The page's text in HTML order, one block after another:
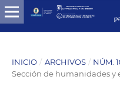
INICIO / ARCHIVOS / NÚM.
Sección de humanidades